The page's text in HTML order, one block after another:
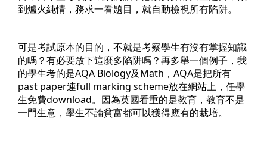
到爐火純情，務求一看題目，就自動檢視所有陷阱。
可是考試原本的目的，不就是考察學生有沒有掌握知識
的嗎？有必要放下這麼多陷阱嗎？再多舉一個例子，我
的學生考的是AQA Biology及Math，AQA是把所有
past paper連full marking scheme放在網站上，任學
生免費download。因為英國看重的是教育，教育不是
一門生意，學生不論貧富都可以獲得應有的栽培。